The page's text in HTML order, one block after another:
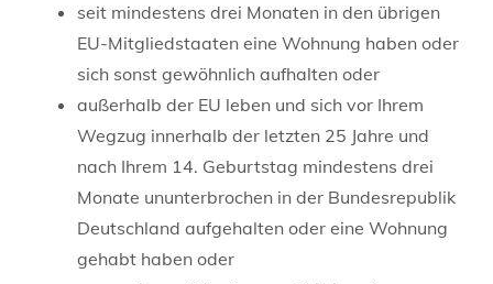
seit mindestens drei Monaten in den übrigen
EU-Mitgliedstaaten eine Wohnung haben oder
sich sonst gewöhnlich aufhalten oder
außerhalb der EU leben und sich vor Ihrem
Wegzug innerhalb der letzten 25 Jahre und
nach Ihrem 14. Geburtstag mindestens drei
Monate ununterbrochen in der Bundesrepublik
Deutschland aufgehalten oder eine Wohnung
gehabt haben oder